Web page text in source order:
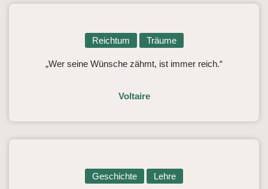
Reichtum Träume
„Wer seine Wünsche zähmt, ist immer reich.“
Voltaire
Geschichte Lehre